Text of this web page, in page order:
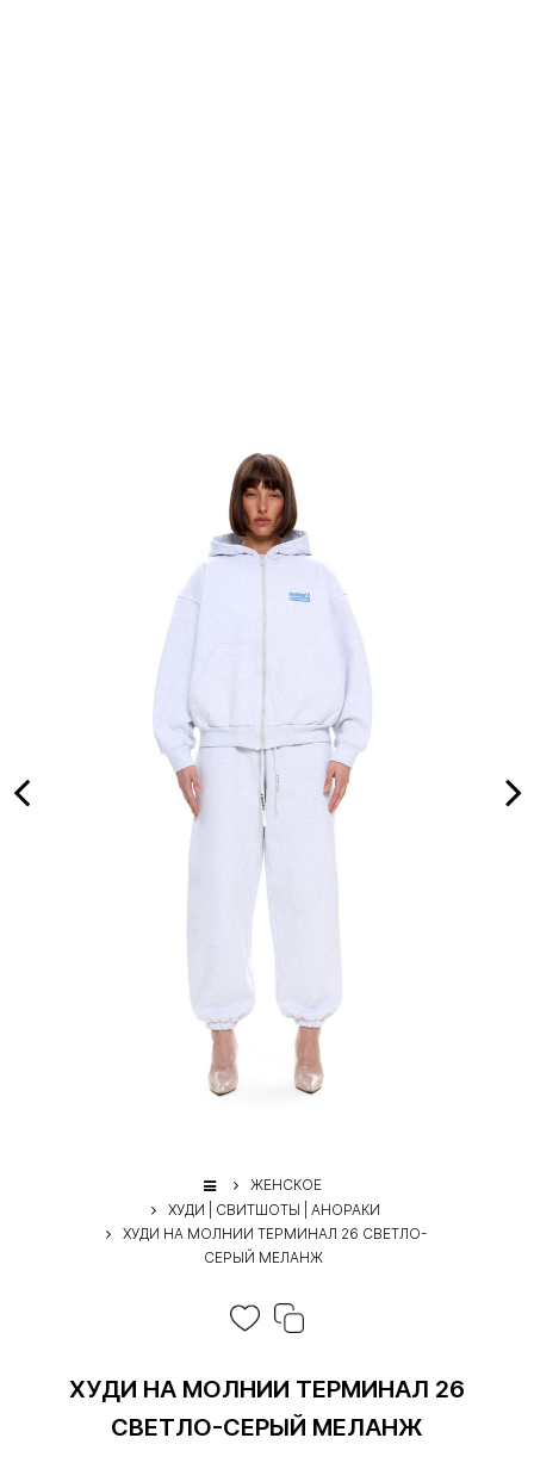
ЖЕНСКОЕ
ХУДИ | СВИТШОТЫ | АНОРАКИ
ХУДИ НА МОЛНИИ ТЕРМИНАЛ 26 СВЕТЛО-
СЕРЫЙ МЕЛАНЖ
ХУДИ НА МОЛНИИ ТЕРМИНАЛ 26
СВЕТЛО-СЕРЫЙ МЕЛАНЖ